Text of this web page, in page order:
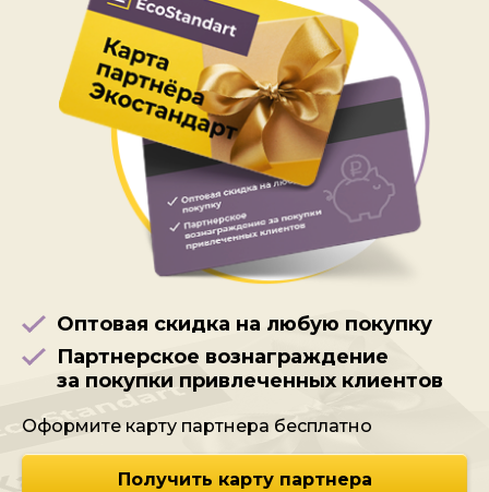
Оптовая скидка на любую покупку
Партнерское вознаграждение
за покупки привлеченных клиентов
Оформите карту партнера бесплатно
Получить карту партнера